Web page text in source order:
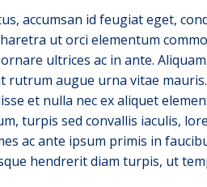
accumsan id feugiat eget,
ut orci elementum
ultrices ac in ante.
rutrum augue urna vitae
et nulla nec ex aliquet
turpis sed convallis iaculis,
ac ante ipsum primis in
hendrerit diam turpis, ut